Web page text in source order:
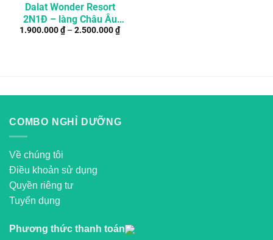
Dalat Wonder Resort
2N1Đ – làng Châu Âu
thu nhỏ
1.900.000₫– 2.500.000₫
COMBO NGHỈ DƯỠNG
Về chúng tôi
Điều khoản sử dụng
Quyền riêng tư
Tuyển dụng
Phương thức thanh toán